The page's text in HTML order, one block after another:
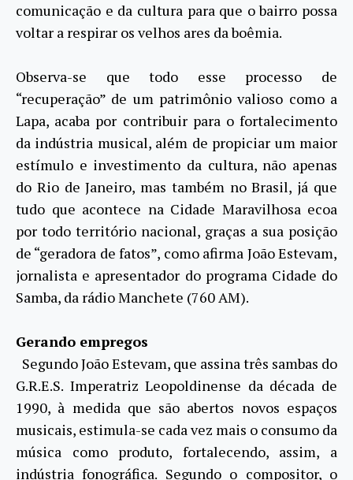
comunicação e da cultura para que o bairro possa
voltar a respirar os velhos ares da boêmia.
Observa-se que todo esse processo de
“recuperação” de um patrimônio valioso como a
Lapa, acaba por contribuir para o fortalecimento
da indústria musical, além de propiciar um maior
estímulo e investimento da cultura, não apenas
do Rio de Janeiro, mas também no Brasil, já que
tudo que acontece na Cidade Maravilhosa ecoa
por todo território nacional, graças a sua posição
de “geradora de fatos”, como afirma João Estevam,
jornalista e apresentador do programa Cidade do
Samba, da rádio Manchete (760 AM).
Gerando empregos
Segundo João Estevam, que assina três sambas do
G.R.E.S. Imperatriz Leopoldinense da década de
1990, à medida que são abertos novos espaços
musicais, estimula-se cada vez mais o consumo da
música como produto, fortalecendo, assim, a
indústria fonográfica. Segundo o compositor, o